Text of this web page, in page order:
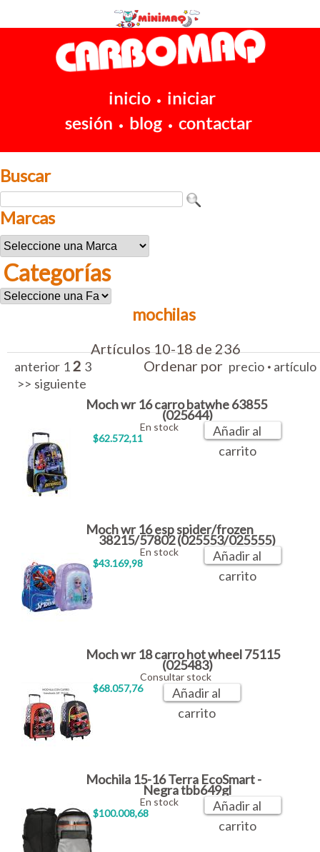
inicio • iniciar
sesión • blog • contactar
Buscar
Marcas
Categorías
mochilas
Artículos 10-18 de 236
anterior 12 3
>> siguiente
Ordenar por precio · artículo
Moch wr 16 carro batwhe 63855
(025644)
$62.572,11
En stock
Añadir al
carrito
Moch wr 16 esp spider/frozen
38215/57802 (025553/025555)
$43.169,98
En stock
Añadir al
carrito
Moch wr 18 carro hot wheel 75115
(025483)
$68.057,76
Consultar stock
Añadir al
carrito
Mochila 15-16 Terra EcoSmart -
Negra tbb649gl
$100.008,68
En stock
Añadir al
carrito